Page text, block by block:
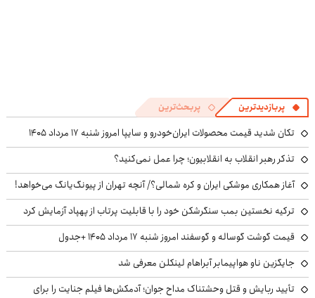
پربازدیدترین پربحث‌ترین
تکان شدید قیمت محصولات ایران‌خودرو و سایپا امروز شنبه ۱۷ مرداد ۱۴۰۵
تذکر رهبر انقلاب به انقلابیون؛ چرا عمل نمی‌کنید؟
آغاز همکاری موشکی ایران و کره شمالی؟/ آنچه تهران از پیونگ‌یانگ می‌خواهد!
ترکیه نخستین بمب سنگرشکن خود را با قابلیت پرتاب از پهپاد آزمایش کرد
قیمت گوشت گوساله و گوسفند امروز شنبه ۱۷ مرداد ۱۴۰۵ +جدول
جایگزین ناو هواپیمابر آبراهام لینکلن معرفی شد
تأیید ربایش و قتل وحشتناک مداح جوان؛ آدمکش‌ها فیلم جنایت را برای